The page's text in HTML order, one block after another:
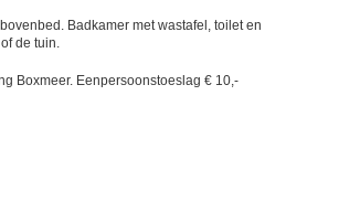
Badkamer met wastafel, toilet en
de tuin.
Boxmeer. Eenpersoonstoeslag € 10,-